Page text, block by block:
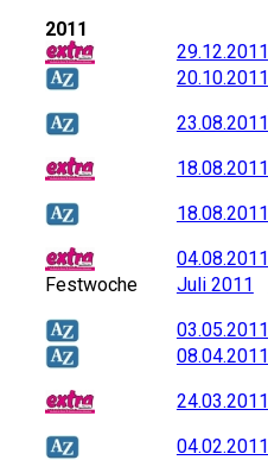
2011
29.12.2011
20.10.2011
23.08.2011
18.08.2011
18.08.2011
04.08.2011
Festwoche
Juli 2011
03.05.2011
08.04.2011
24.03.2011
04.02.2011